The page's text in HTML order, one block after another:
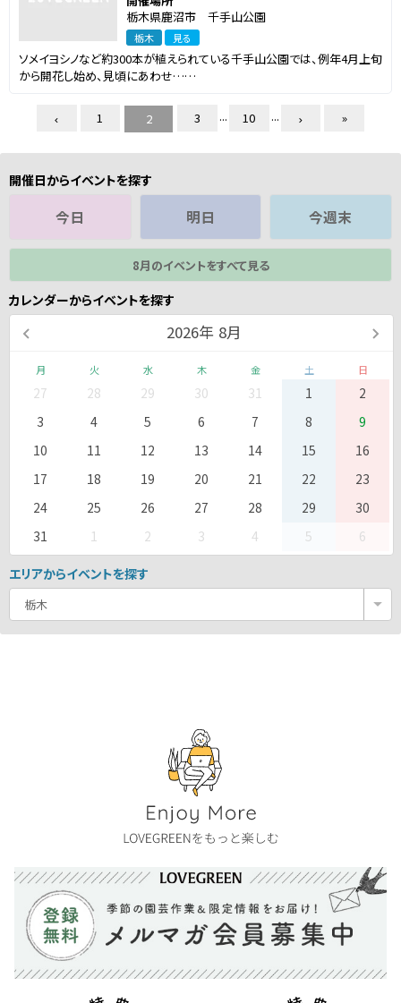
栃木県鹿沼市 千手山公園
栃木 見る
ソメイヨシノなど約300本が植えられている千手山公園では、例年4月上旬
から開花し始め、見頃にあわせ……
1 2 3 ... 10 ... »
開催日からイベントを探す
今日 明日 今週末
8月のイベントをすべて見る
カレンダーからイベントを探す
2026年 8月
月 火 水 木 金 土 日
27 28 29 30 31 1
2
3
4 5 6 7 8
9
10
11 12 13 14 15
16
17
18 19 20 21 22
23
24
25 26 27 28 29
30
31
1 2 3 4 5 6
エリアからイベントを探す